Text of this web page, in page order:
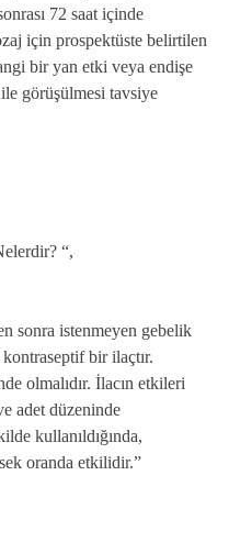
72 saat içinde
için prospektüste belirtilen
bir yan etki veya endişe
görüşülmesi tavsiye
“,
sonra istenmeyen gebelik
bir ilaçtır.
olmalıdır. İlacın etkileri
adet düzeninde
kullanıldığında,
oranda etkilidir.”